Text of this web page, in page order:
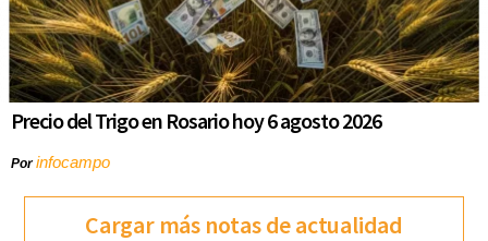
Precio del Trigo en Rosario hoy 6 agosto 2026
Porinfocampo
Cargar más notas de actualidad